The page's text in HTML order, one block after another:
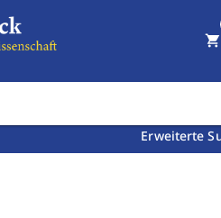
Erweiterte
shopping_cart